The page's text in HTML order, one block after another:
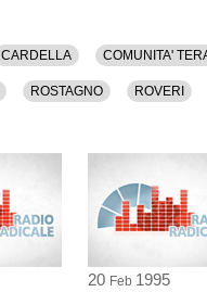
CARDELLA COMUNITA'
ROSTAGNO ROVERI
20 Feb 1995